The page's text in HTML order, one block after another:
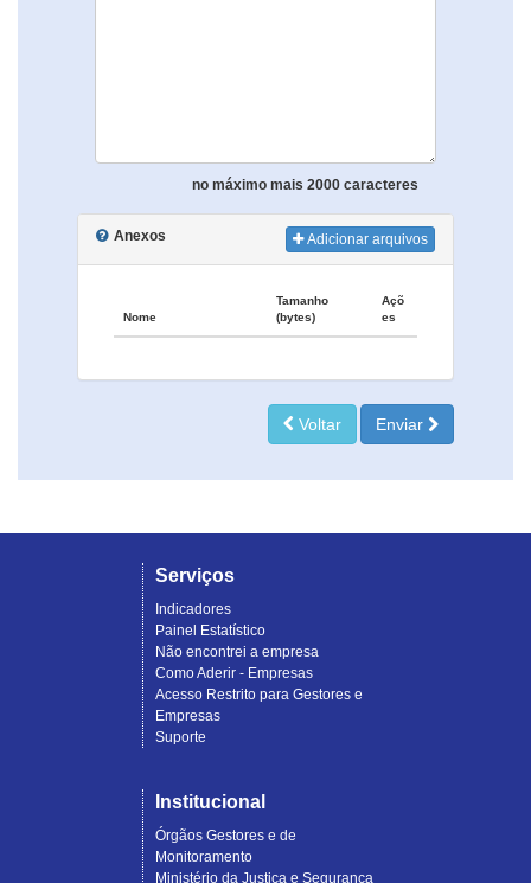
no máximo mais 2000 caracteres
Anexos Adicionar arquivos
Nome
Tamanho
(bytes)
Açõ
es
Voltar Enviar
Serviços
Indicadores
Painel Estatístico
Não encontrei a empresa
Como Aderir - Empresas
Acesso Restrito para Gestores e
Empresas
Suporte
Institucional
Órgãos Gestores e de
Monitoramento
Ministério da Justiça e Segurança